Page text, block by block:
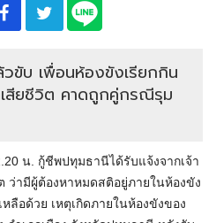
วขับ เพื่อนห้องขังเรียกกิน
สียชีวิต คาดถูกคู่กรณีรุม
น. กู้ชีพปทุมธานีได้รับแจ้งจากเจ้า
ว่ามีผู้ต้องหาหมดสติอยู่ภายในห้องขัง
ลือด้วย เหตุเกิดภายในห้องขังของ